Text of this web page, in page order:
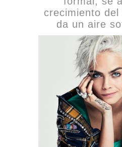
crecimiento
da un aire